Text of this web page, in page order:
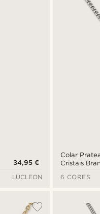
34,95 €
LUCLEON
Colar
Cristais
6 CORES